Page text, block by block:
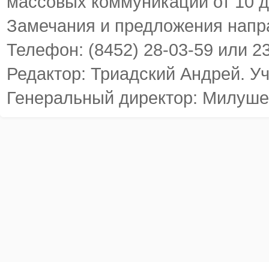
Замечания и предложения
Телефон: (8452) 28-03-59 или
Редактор: Триадский Андрей.
Генеральный директор: